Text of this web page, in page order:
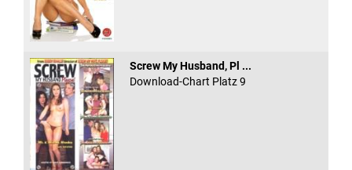
Screw My Husband, Pl ...
Download-Chart Platz 9